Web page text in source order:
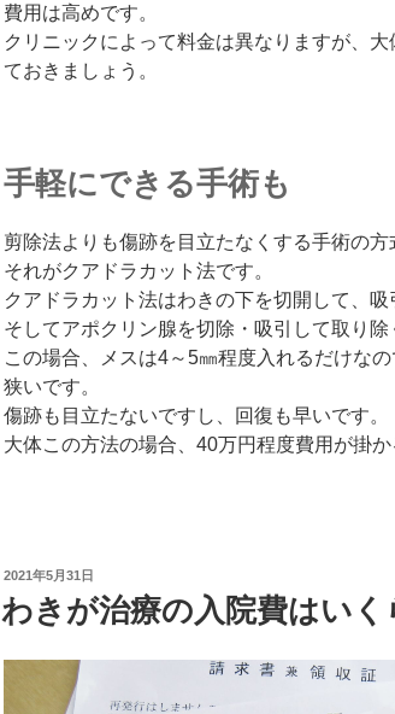
費用は高めです。
クリニックによって料金は異なりますが、
ておきましょう。
手軽にできる手術も
剪除法よりも傷跡を目立たなくする手術の方
それがクアドラカット法です。
クアドラカット法はわきの下を切開して、吸
そしてアポクリン腺を切除・吸引して取り除
この場合、メスは4～5㎜程度入れるだけな
狭いです。
傷跡も目立たないですし、回復も早いです。
大体この方法の場合、40万円程度費用が掛か
投
稿
日:
2021年5月31日
わきが治療の入院費はいく